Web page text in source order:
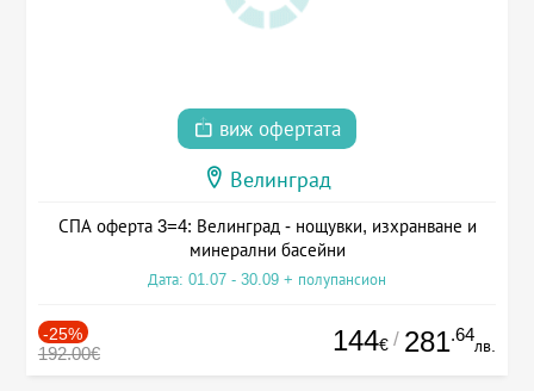
виж офертата
Велинград
СПА оферта 3=4: Велинград - нощувки, изхранване и
минерални басейни
Дата: 01.07 - 30.09 + полупансион
-25%
192.00€ 144€ / 281.64
лв.